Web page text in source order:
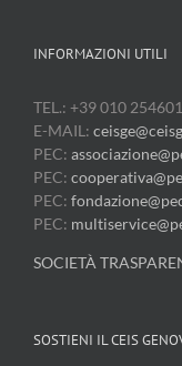
INFORMAZIONI UTILI
TEL.: +39 010 254601
E-MAIL:
PEC:
PEC:
PEC:
PEC:
SOCIETÀ
SOSTIENI IL CEIS